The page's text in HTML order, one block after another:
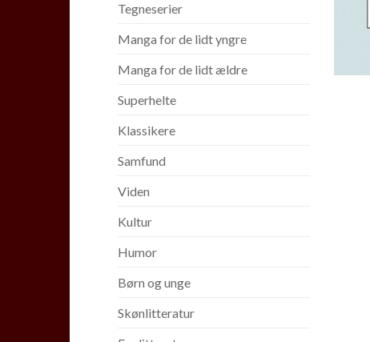
Tegneserier
Manga for de lidt yngre
Manga for de lidt ældre
Superhelte
Klassikere
Samfund
Viden
Kultur
Humor
Børn og unge
Skønlitteratur